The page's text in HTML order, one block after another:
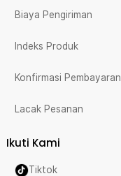
Biaya Pengiriman
Indeks Produk
Konfirmasi Pembayaran
Lacak Pesanan
Ikuti Kami
Tiktok